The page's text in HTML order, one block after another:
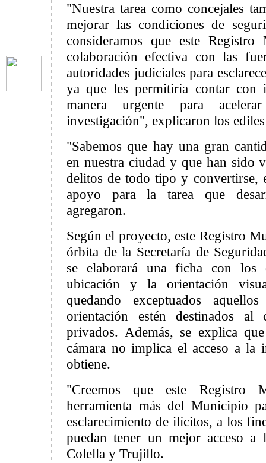
"Nuestra tarea como concejales
mejorar las condiciones de
consideramos que este
colaboración efectiva con las
autoridades judiciales para
ya que les permitiría contar con
manera urgente para
investigación", explicaron los
"Sabemos que hay una gran
en nuestra ciudad y que han sido
delitos de todo tipo y convertirse,
apoyo para la tarea que
agregaron.
Según el proyecto, este Registro
órbita de la Secretaría de
se elaborará una ficha con los
ubicación y la orientación
quedando exceptuados
orientación estén destinados al
privados. Además, se explica
cámara no implica el acceso a la
obtiene.
"Creemos que este Registro
herramienta más del Municipio
esclarecimiento de ilícitos, a los
puedan tener un mejor acceso a
Colella y Trujillo.